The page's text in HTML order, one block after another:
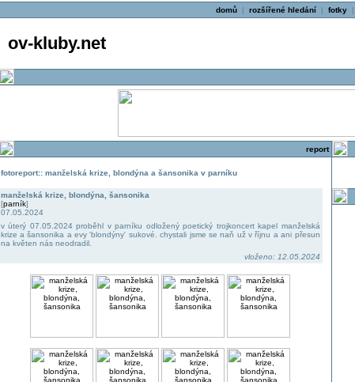
domů| rozšířené hledání| fotky|
ov-kluby.net
report
fotoreport:: manželská krize, blondýna a šansonika v parníku
manželská krize, blondýna, šansonika
[parník]
07.05.2024
v úterý 07.05.2024 proběhl v parníku odložený poetický trojkoncert kapel manželská
krize a šansonika a evy 'blondýny' sukové. chystali jsme se naň už v říjnu a ani přesun
na květen nás neodradil.
vloženo: 12.05.2024